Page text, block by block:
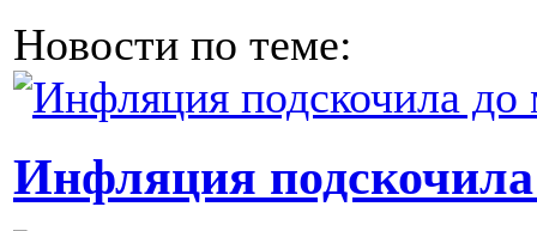
Новости по теме:
Инфляция